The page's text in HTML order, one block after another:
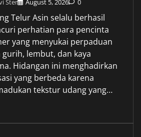
Ster August 5, 2026 0
Telur Asin selalu berhasil
perhatian para pencinta
yang menyukai perpaduan
gurih, lembut, dan kaya
Hidangan ini menghadirkan
yang berbeda karena
tekstur udang yang…